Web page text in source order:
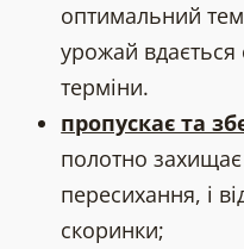
оптимальний
урожай
терміни.
пропускає та
полотно захищає
пересихання, і
скоринки;